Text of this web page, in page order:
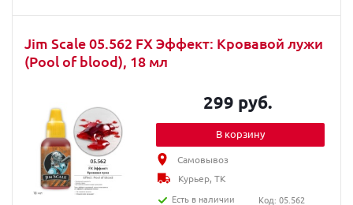
Jim Scale 05.562 FX Эффект: Кровавой лужи
(Pool of blood), 18 мл
299 руб.
В корзину
Самовывоз
Курьер, ТК
Есть в наличии
Код: 05.562